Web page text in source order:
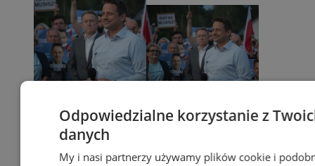
Odpowiedzialne korzystanie z
danych
My i nasi partnerzy używamy plików cookie i